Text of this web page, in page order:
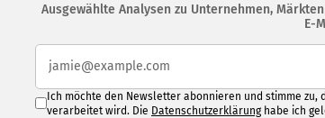
Ausgewählte Analysen zu Unternehmen,
E-
Ich möchte den Newsletter abonnieren und stimme zu,
verarbeitet wird. Die Datenschutzerklärung habe ich